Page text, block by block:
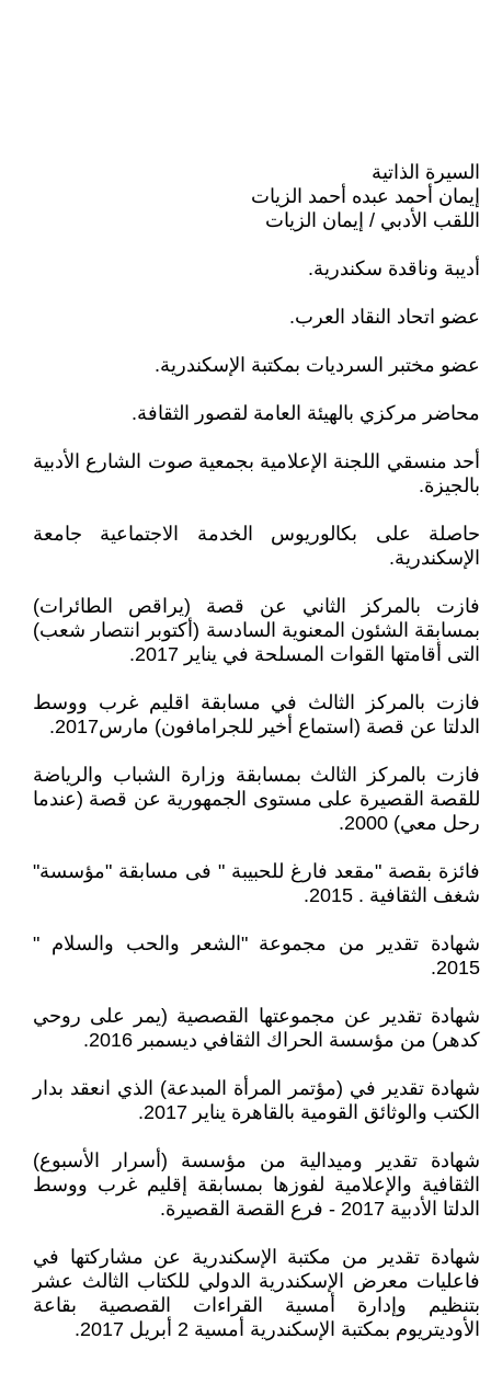
السيرة الذاتية
إيمان أحمد عبده أحمد الزيات
اللقب الأدبي / إيمان الزيات
أديبة وناقدة سكندرية.
عضو اتحاد النقاد العرب.
عضو مختبر السرديات بمكتبة الإسكندرية.
محاضر مركزي بالهيئة العامة لقصور الثقافة.
أحد منسقي اللجنة الإعلامية بجمعية صوت الشارع الأدبية
بالجيزة.
حاصلة على بكالوريوس الخدمة الاجتماعية جامعة
الإسكندرية.
فازت بالمركز الثاني عن قصة (يراقص الطائرات)
بمسابقة الشئون المعنوية السادسة (أكتوبر انتصار شعب)
التى أقامتها القوات المسلحة في يناير 2017.
فازت بالمركز الثالث في مسابقة اقليم غرب ووسط
الدلتا عن قصة (استماع أخير للجرامافون) مارس2017.
فازت بالمركز الثالث بمسابقة وزارة الشباب والرياضة
للقصة القصيرة على مستوى الجمهورية عن قصة (عندما
رحل معي) 2000.
فائزة بقصة "مقعد فارغ للحبيبة " فى مسابقة "مؤسسة"
شغف الثقافية . 2015.
شهادة تقدير من مجموعة "الشعر والحب والسلام "
2015.
شهادة تقدير عن مجموعتها القصصية (يمر على روحي
كدهر) من مؤسسة الحراك الثقافي ديسمبر 2016.
شهادة تقدير في (مؤتمر المرأة المبدعة) الذي انعقد بدار
الكتب والوثائق القومية بالقاهرة يناير 2017.
شهادة تقدير وميدالية من مؤسسة (أسرار الأسبوع)
الثقافية والإعلامية لفوزها بمسابقة إقليم غرب ووسط
الدلتا الأدبية 2017 - فرع القصة القصيرة.
شهادة تقدير من مكتبة الإسكندرية عن مشاركتها في
فاعليات معرض الإسكندرية الدولي للكتاب الثالث عشر
بتنظيم وإدارة أمسية القراءات القصصية بقاعة
الأوديتريوم بمكتبة الإسكندرية أمسية 2 أبريل 2017.